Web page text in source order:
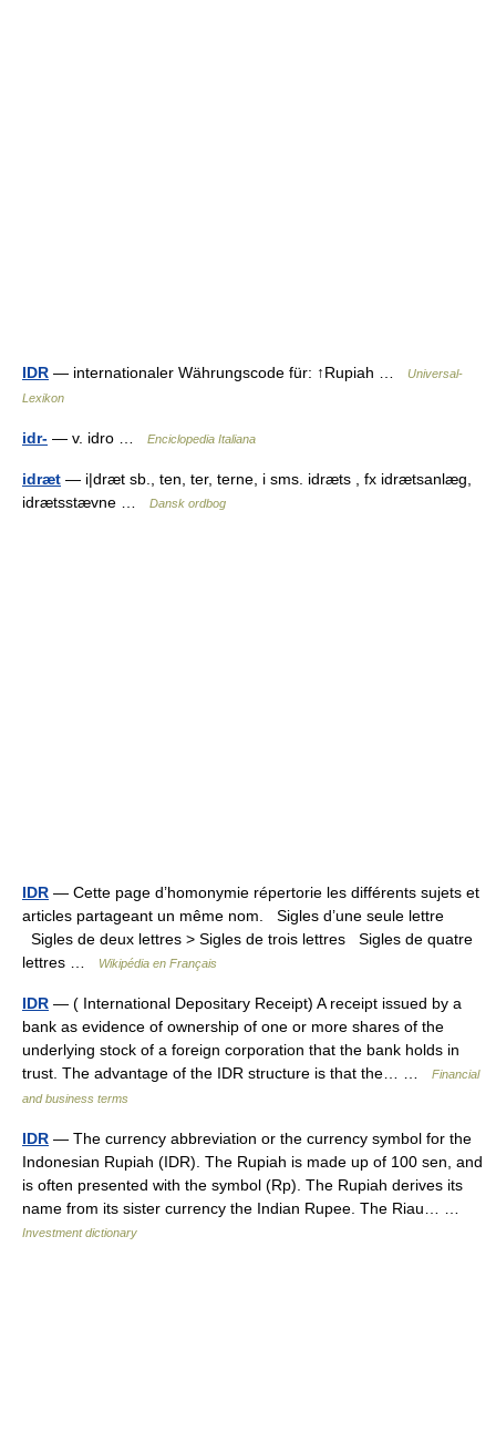
IDR — internationaler Währungscode für: ↑Rupiah …
Universal-
Lexikon
idr- — v. idro … Enciclopedia Italiana
idræt — i|dræt sb., ten, ter, terne, i sms. idræts , fx idrætsanlæg,
idrætsstævne …
Dansk ordbog
IDR — Cette page d’homonymie répertorie les différents sujets et
articles partageant un même nom. Sigles d’une seule lettre
Sigles de deux lettres > Sigles de trois lettres Sigles de quatre
lettres …
Wikipédia en Français
IDR — ( International Depositary Receipt) A receipt issued by a
bank as evidence of ownership of one or more shares of the
underlying stock of a foreign corporation that the bank holds in
trust. The advantage of the IDR structure is that the… …
Financial
and business terms
IDR — The currency abbreviation or the currency symbol for the
Indonesian Rupiah (IDR). The Rupiah is made up of 100 sen, and
is often presented with the symbol (Rp). The Rupiah derives its
name from its sister currency the Indian Rupee. The Riau… …
Investment dictionary